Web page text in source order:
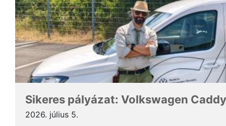
Sikeres pályázat: Volkswagen
2026. július 5.